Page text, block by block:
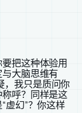
把这种体验用
大脑思维有
，我只是质问你
呼？同样是这
虚幻”？你这样